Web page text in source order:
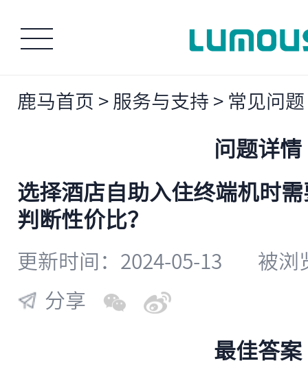
鹿马首页 > 服务与支持 > 常见问题
问题详情
选择酒店自助入住终端机时
判断性价比？
更新时间：2024-05-13
被浏
分享
最佳答案